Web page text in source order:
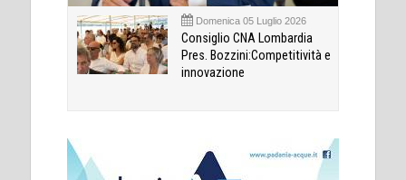
Domenica 05 Luglio 2026
Consiglio CNA Lombardia
Pres. Bozzini:Competitività e
innovazione